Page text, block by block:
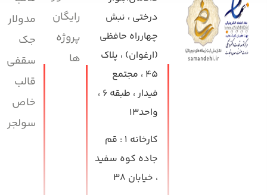
مدولار
جک
سقفی
قالب
خاص
سولجر
رایگان
پروژه
ها
درختی ، نبش
چهارراه حافظی
(ارغوان) ، پلاک
۴۵ ، مجتمع
فیدار ، طبقه ۶ ،
واحد۱۳
کارخانه ۱ : قم
جاده کوه سفید
، خیابان ۳۸